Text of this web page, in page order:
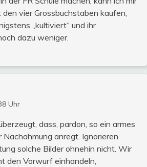
vier Grossbuchstaben kaufen,
„kultiviert“ und ihr
dazu weniger.
Uhr
dass, pardon, so ein armes
anregt. Ignorieren
solche Bilder ohnehin nicht. Wir
den Vorwurf einhandeln,